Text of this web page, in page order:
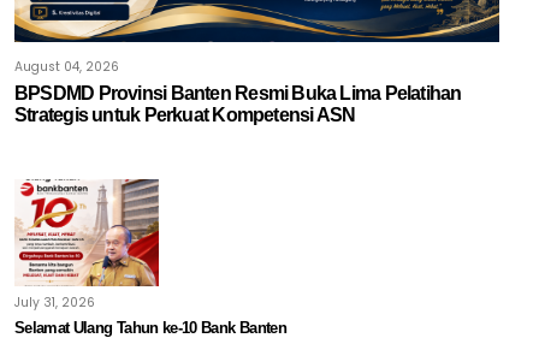
August 04, 2026
BPSDMD Provinsi Banten Resmi Buka Lima Pelatihan
Strategis untuk Perkuat Kompetensi ASN
July 31, 2026
Selamat Ulang Tahun ke-10 Bank Banten